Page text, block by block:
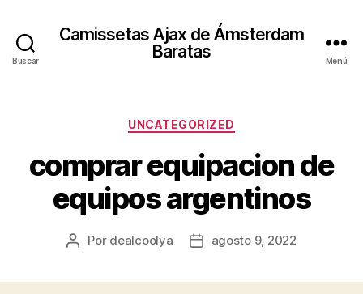
Buscar
Camissetas Ajax de Ámsterdam
Baratas
Menú
Categorías
UNCATEGORIZED
comprar equipacion de
equipos argentinos
Autor
Por dealcoolya
Fechaagosto 9, 2022